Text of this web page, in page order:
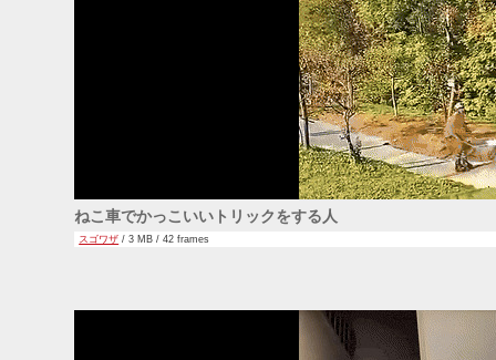
ねこ車でかっこいいトリックをする人
スゴワザ / 3 MB / 42 frames